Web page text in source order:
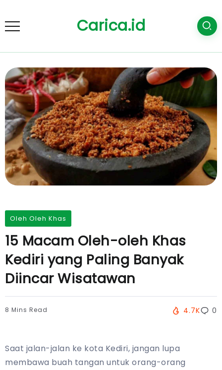
Carica.id
Oleh Oleh Khas
15 Macam Oleh-oleh Khas
Kediri yang Paling Banyak
Diincar Wisatawan
8 Mins Read 4.7K 0
Saat jalan-jalan ke kota Kediri, jangan lupa
membawa buah tangan untuk orang-orang